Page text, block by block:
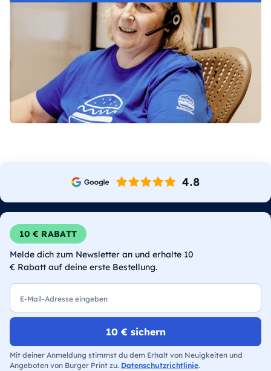
10 € RABATT
Melde dich zum Newsletter an und erhalte 10
€ Rabatt auf deine erste Bestellung.
10 € sichern
Mit deiner Anmeldung stimmst du dem Erhalt von Neuigkeiten und
Angeboten von Burger Print zu. Datenschutzrichtlinie.